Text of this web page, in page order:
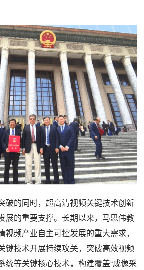
破的同时，超高清视频关键技术创新
展的重要支撑。长期以来，马思伟教
频产业自主可控发展的重大需求，
键技术开展持续攻关，突破高效视频
统等关键核心技术，构建覆盖“成像采